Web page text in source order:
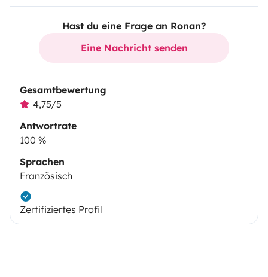
Hast du eine Frage an Ronan?
Eine Nachricht senden
Gesamtbewertung
4,75/5
Antwortrate
100 %
Sprachen
Französisch
Zertifiziertes Profil